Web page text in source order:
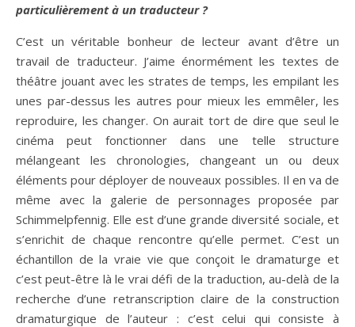
particulièrement à un traducteur ?
C’est un véritable bonheur de lecteur avant d’être un
travail de traducteur. J’aime énormément les textes de
théâtre jouant avec les strates de temps, les empilant les
unes par-dessus les autres pour mieux les emmêler, les
reproduire, les changer. On aurait tort de dire que seul le
cinéma peut fonctionner dans une telle structure
mélangeant les chronologies, changeant un ou deux
éléments pour déployer de nouveaux possibles. Il en va de
même avec la galerie de personnages proposée par
Schimmelpfennig. Elle est d’une grande diversité sociale, et
s’enrichit de chaque rencontre qu’elle permet. C’est un
échantillon de la vraie vie que conçoit le dramaturge et
c’est peut-être là le vrai défi de la traduction, au-delà de la
recherche d’une retranscription claire de la construction
dramaturgique de l’auteur : c’est celui qui consiste à